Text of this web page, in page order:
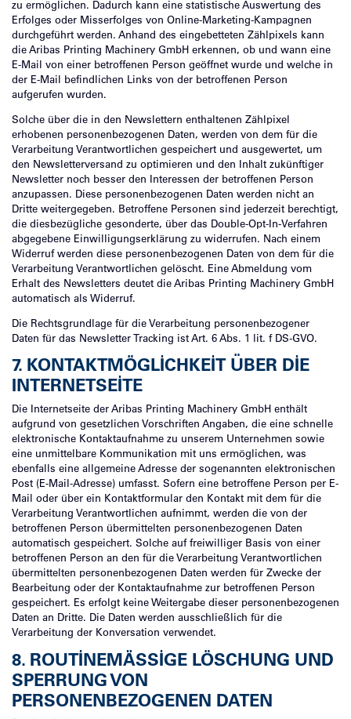
zu ermöglichen. Dadurch kann eine statistische Auswertung des
Erfolges oder Misserfolges von Online-Marketing-Kampagnen
durchgeführt werden. Anhand des eingebetteten Zählpixels kann
die Aribas Printing Machinery GmbH erkennen, ob und wann eine
E-Mail von einer betroffenen Person geöffnet wurde und welche in
der E-Mail befindlichen Links von der betroffenen Person
aufgerufen wurden.
Solche über die in den Newslettern enthaltenen Zählpixel
erhobenen personenbezogenen Daten, werden von dem für die
Verarbeitung Verantwortlichen gespeichert und ausgewertet, um
den Newsletterversand zu optimieren und den Inhalt zukünftiger
Newsletter noch besser den Interessen der betroffenen Person
anzupassen. Diese personenbezogenen Daten werden nicht an
Dritte weitergegeben. Betroffene Personen sind jederzeit berechtigt,
die diesbezügliche gesonderte, über das Double-Opt-In-Verfahren
abgegebene Einwilligungserklärung zu widerrufen. Nach einem
Widerruf werden diese personenbezogenen Daten von dem für die
Verarbeitung Verantwortlichen gelöscht. Eine Abmeldung vom
Erhalt des Newsletters deutet die Aribas Printing Machinery GmbH
automatisch als Widerruf.
Die Rechtsgrundlage für die Verarbeitung personenbezogener
Daten für das Newsletter Tracking ist Art. 6 Abs. 1 lit. f DS-GVO.
7. KONTAKTMÖGLICHKEIT ÜBER DIE
INTERNETSEITE
Die Internetseite der Aribas Printing Machinery GmbH enthält
aufgrund von gesetzlichen Vorschriften Angaben, die eine schnelle
elektronische Kontaktaufnahme zu unserem Unternehmen sowie
eine unmittelbare Kommunikation mit uns ermöglichen, was
ebenfalls eine allgemeine Adresse der sogenannten elektronischen
Post (E-Mail-Adresse) umfasst. Sofern eine betroffene Person per E-
Mail oder über ein Kontaktformular den Kontakt mit dem für die
Verarbeitung Verantwortlichen aufnimmt, werden die von der
betroffenen Person übermittelten personenbezogenen Daten
automatisch gespeichert. Solche auf freiwilliger Basis von einer
betroffenen Person an den für die Verarbeitung Verantwortlichen
übermittelten personenbezogenen Daten werden für Zwecke der
Bearbeitung oder der Kontaktaufnahme zur betroffenen Person
gespeichert. Es erfolgt keine Weitergabe dieser personenbezogenen
Daten an Dritte. Die Daten werden ausschließlich für die
Verarbeitung der Konversation verwendet.
8. ROUTINEMÄSSIGE LÖSCHUNG UND S
PERRUNG VON P
ERSONENBEZOGENEN DATEN